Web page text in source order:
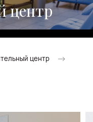
центр
центр